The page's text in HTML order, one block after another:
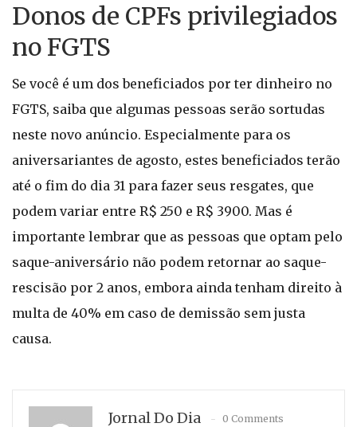
Donos de CPFs privilegiados
no FGTS
Se você é um dos beneficiados por ter dinheiro no
FGTS, saiba que algumas pessoas serão sortudas
neste novo anúncio. Especialmente para os
aniversariantes de agosto, estes beneficiados terão
até o fim do dia 31 para fazer seus resgates, que
podem variar entre R$ 250 e R$ 3900. Mas é
importante lembrar que as pessoas que optam pelo
saque-aniversário não podem retornar ao saque-
rescisão por 2 anos, embora ainda tenham direito à
multa de 40% em caso de demissão sem justa
causa.
Jornal Do Dia 0 Comments